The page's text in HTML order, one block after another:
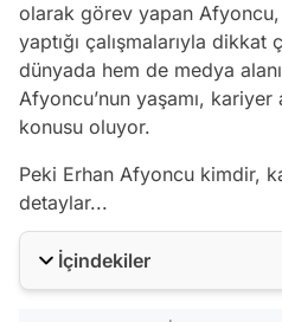
olarak görev yapan Afyoncu,
yaptığı çalışmalarıyla
dünyada hem de medya
Afyoncu’nun yaşamı, kariyer
konusu oluyor.
Peki Erhan Afyoncu kimdir,
detaylar...
İçindekiler